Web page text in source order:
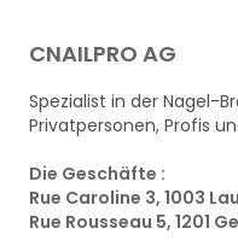
CNAILPRO AG
Spezialist in der Nagel-
Privatpersonen, Profis
Die Geschäfte :
Rue Caroline 3, 1003
Rue Rousseau 5, 1201